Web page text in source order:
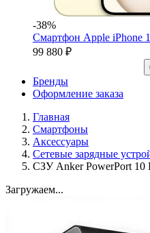
-38%
Смартфон Apple iPhone
99 880 ₽
Бренды
Оформление заказа
Главная
Смартфоны
Аксессуары
Сетевые зарядные
СЗУ Anker PowerPort 10
Загружаем...